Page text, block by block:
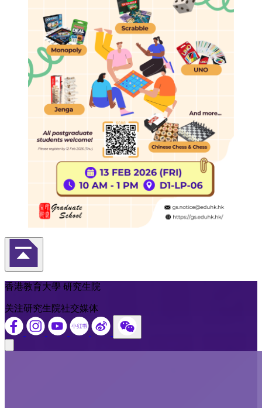
返回頁首
香港教育大學 研究生院
关注研究生院社交媒体
Close modal